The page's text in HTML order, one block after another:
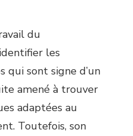
du
les
qui sont signe d’un
amené à trouver
adaptées au
Toutefois, son